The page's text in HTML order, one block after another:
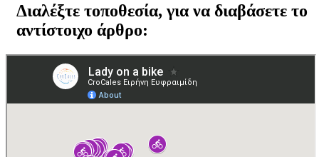
Διαλέξτε τοποθεσία, για να διαβάσετε το
αντίστοιχο άρθρο: